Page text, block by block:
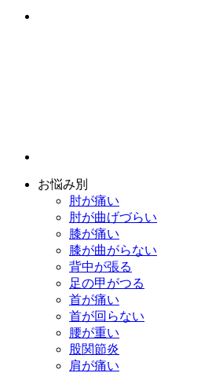
お悩み別
肘が痛い
肘が曲げづらい
膝が痛い
膝が曲がらない
背中が張る
足の甲がつる
首が痛い
首が回らない
腰が重い
股関節炎
肩が痛い